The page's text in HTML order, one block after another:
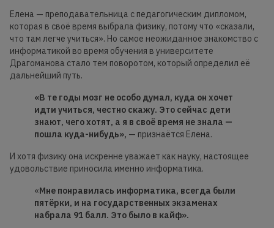
Елена — преподавательница с педагогическим дипломом,
которая в своё время выбрала физику, потому что «сказали,
что там легче учиться». Но самое неожиданное знакомство с
информатикой во время обучения в университете
Драгоманова стало тем поворотом, который определил её
дальнейший путь.
«В те годы мозг не особо думал, куда он хочет
идти учиться, честно скажу. Это сейчас дети
знают, чего хотят, а я в своё время не знала —
пошла куда-нибудь», — признаётся Елена.
И хотя физику она искренне уважает как науку, настоящее
удовольствие приносила именно информатика.
«Мне понравилась информатика, всегда были
пятёрки, и на государственных экзаменах
набрала 91 балл. Это было в кайф».